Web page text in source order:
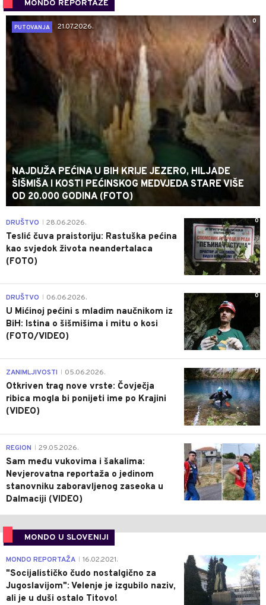
MONDO REPORTAŽE
0
PUTOVANJA
21.07.2026.
NAJDUŽA PEĆINA U BIH KRIJE JEZERO, HILJADE
ŠIŠMIŠA I KOSTI PEĆINSKOG MEDVJEDA STARE VIŠE
OD 20.000 GODINA (FOTO)
0
DRUŠTVO 28.06.2026.
Teslić čuva praistoriju: Rastuška pećina
kao svjedok života neandertalaca
(FOTO)
0
DRUŠTVO 06.06.2026.
U Mićinoj pećini s mladim naučnikom iz
BiH: Istina o šišmišima i mitu o kosi
(FOTO/VIDEO)
0
ZANIMLJIVOSTI 05.06.2026.
Otkriven trag nove vrste: Čovječja
ribica mogla bi ponijeti ime po Krajini
(VIDEO)
0
REGION 29.05.2026.
Sam među vukovima i šakalima:
Nevjerovatna reportaža o jedinom
stanovniku zaboravljenog zaseoka u
Dalmaciji (VIDEO)
MONDO U SLOVENIJI
4
MONDO REPORTAŽA 16.02.2021.
"Socijalističko čudo nostalgično za
Jugoslavijom": Velenje je izgubilo naziv,
ali je u duši ostalo Titovo!